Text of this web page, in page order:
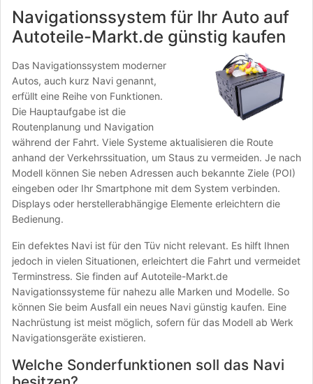
Navigationssystem für Ihr Auto auf
Autoteile-Markt.de günstig kaufen
Das Navigationssystem moderner
Autos, auch kurz Navi genannt,
erfüllt eine Reihe von Funktionen.
Die Hauptaufgabe ist die
Routenplanung und Navigation
während der Fahrt. Viele Systeme aktualisieren die Route
anhand der Verkehrssituation, um Staus zu vermeiden. Je nach
Modell können Sie neben Adressen auch bekannte Ziele (POI)
eingeben oder Ihr Smartphone mit dem System verbinden.
Displays oder herstellerabhängige Elemente erleichtern die
Bedienung.
Ein defektes Navi ist für den Tüv nicht relevant. Es hilft Ihnen
jedoch in vielen Situationen, erleichtert die Fahrt und vermeidet
Terminstress. Sie finden auf Autoteile-Markt.de
Navigationssysteme für nahezu alle Marken und Modelle. So
können Sie beim Ausfall ein neues Navi günstig kaufen. Eine
Nachrüstung ist meist möglich, sofern für das Modell ab Werk
Navigationsgeräte existieren.
Welche Sonderfunktionen soll das Navi